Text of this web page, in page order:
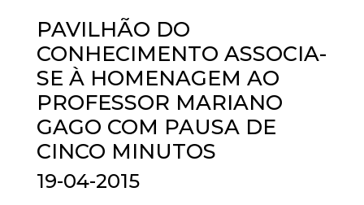
PAVILHÃO DO
CONHECIMENTO ASSOCIA-
SE À HOMENAGEM AO
PROFESSOR MARIANO
GAGO COM PAUSA DE
CINCO MINUTOS
19-04-2015